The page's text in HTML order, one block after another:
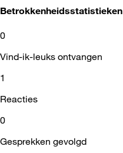
Betrokkenheidsstatistieken
0
Vind-ik-leuks ontvangen
1
Reacties
0
Gesprekken gevolgd